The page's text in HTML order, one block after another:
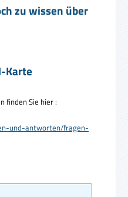
zu wissen über
Karte
finden Sie hier :
und-antworten/fragen-